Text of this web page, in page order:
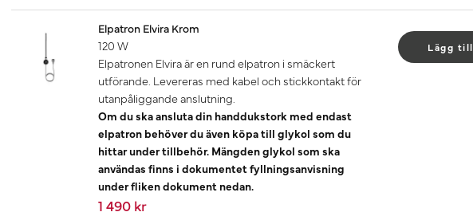
Elpatron Elvira Krom
120 W
Elpatronen Elvira är en rund elpatron i smäckert
utförande. Levereras med kabel och stickkontakt för
utanpåliggande anslutning.
Om du ska ansluta din handdukstork med endast
elpatron behöver du även köpa till glykol som du
hittar under tillbehör. Mängden glykol som ska
användas finns i dokumentet fyllningsanvisning
under fliken dokument nedan.
1 490 kr
Lägg till